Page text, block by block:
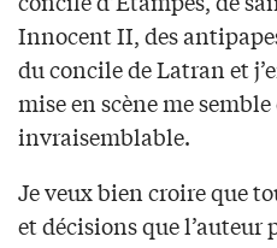
Innocent II, des
du concile de Latran et
mise en scène me
invraisemblable.
Je veux bien croire que
et décisions que l’auteur